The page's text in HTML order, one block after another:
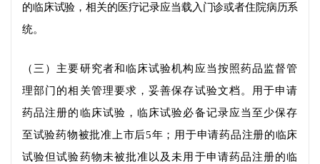
的临床试验，相关的医疗记录应当载入门诊或者住院病历系
统。
（三）主要研究者和临床试验机构应当按照药品监督管
理部门的相关管理要求，妥善保存试验文档。用于申请
药品注册的临床试验，临床试验必备记录应当至少保存
至试验药物被批准上市后5年； 用于申请药品注册的临床
试验但试验药物未被批准以及未用于申请药品注册的临